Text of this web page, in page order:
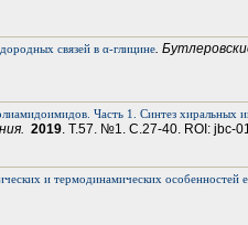
связей в α-глицине.
Часть 1. Синтез хиральных
2019. Т.57. №1. С.27-40. ROI: jbc-
и термодинамических особенностей